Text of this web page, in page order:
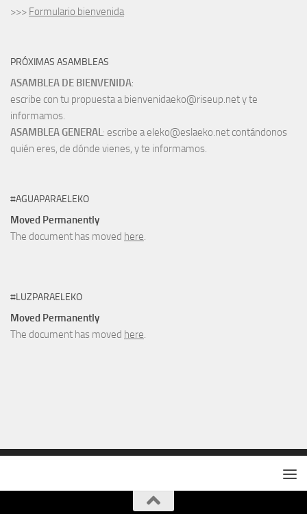
>>> Formulario bienvenida
PRÓXIMAS ASAMBLEAS
ASAMBLEA DE BIENVENIDA:
escribe con tu propuesta a bienvenidaeko@riseup.net y te
informamos.
ASAMBLEA GENERAL: escribe a eleko@eslaeko.net contándonos
quién eres, de dónde vienes, y te informamos.
#AGUAPARAELEKO
Moved Permanently
The document has moved here.
#LUZPARAELEKO
Moved Permanently
The document has moved here.